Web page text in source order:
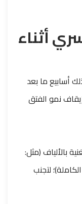
أثناء
أسابيع ما بعد
نمو الفتق
بالألياف (مثل:
لتجنب